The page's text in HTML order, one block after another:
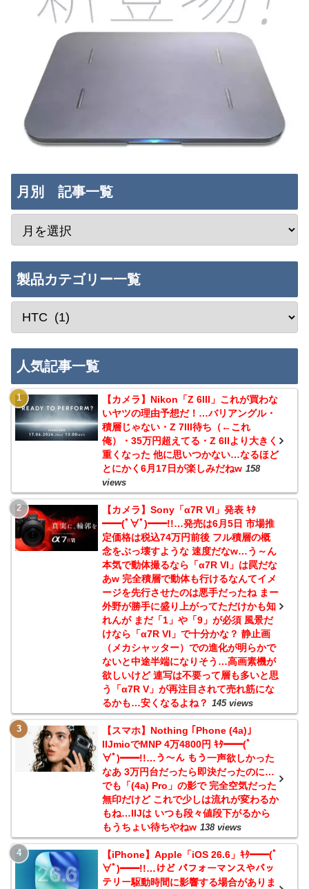
月別 記事一覧
製品カテゴリー一覧
人気記事一覧
【カメラ】Nikon「Z 6III」これが買わな
いヤツの理由予想だ！…バリアングル・
積層じゃない・Z 7III待ち（←これ
俺）・35万円超えてる・Z 6IIより大きく
重くなった 他に思いつかない…なるほど
とにかく6月17日が楽しみだねw 158
views
【カメラ】Sony「α7R VI」発表 ｷﾀ
━━(ﾟ∀ﾟ)━━!!…発売は6月5日 市場推
定価格は税込74万円前後 フル積層の概
念をぶっ壊すような 速度だなw…う～ん
本気で動体撮るなら「α7R VI」は罠だな
あw 完全積層で動体も行けるなんてイメ
ージを先行させたのは悪手だったね まー
外野が勝手に盛り上がってただけかも知
れんが まだ「1」や「9」が必須 風景だ
けなら「α7R VI」で十分かな？ 静止画
（メカシャッター）での進化が明らかで
ないと中途半端になりそう…高画素機が
欲しいけど 連写は不要って層も多いと思
う「α7R V」が再注目されて売れ筋にな
るかも…安くなるよね？ 145 views
【スマホ】Nothing ｢Phone (4a)｣
IIJmioでMNP 4万4800円 ｷﾀ━━(ﾟ
∀ﾟ)━━!!…う～ん もう一声欲しかった
なあ 3万円台だったら即決だったのに…
でも「(4a) Pro」の影で 完全空気だった
無印だけど これで少しは流れが変わるか
もね…IIJは いつも段々値段下がるから
もうちょい待ちやねw 138 views
【iPhone】Apple「iOS 26.6」ｷﾀ━━(ﾟ
∀ﾟ)━━!!…けど パフォーマンスやバッ
テリー駆動時間に影響する場合がありま